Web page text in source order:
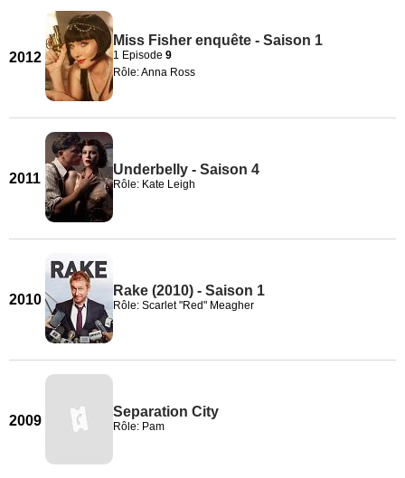
2012
Miss Fisher enquête - Saison 1
1 Episode 9
Rôle: Anna Ross
2011
Underbelly - Saison 4
Rôle: Kate Leigh
2010
Rake (2010) - Saison 1
Rôle: Scarlet "Red" Meagher
2009
Separation City
Rôle: Pam